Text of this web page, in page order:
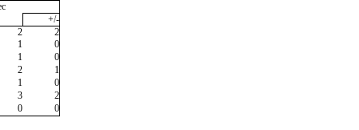
+/-
2
2
1
0
1
0
2
1
1
0
3
2
0
0